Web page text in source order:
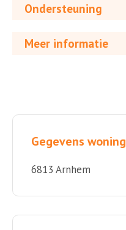
Ondersteuning
Meer informatie
Gegevens woning
6813 Arnhem